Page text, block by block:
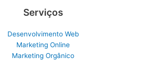
Serviços
Desenvolvimento Web
Marketing Online
Marketing Orgânico